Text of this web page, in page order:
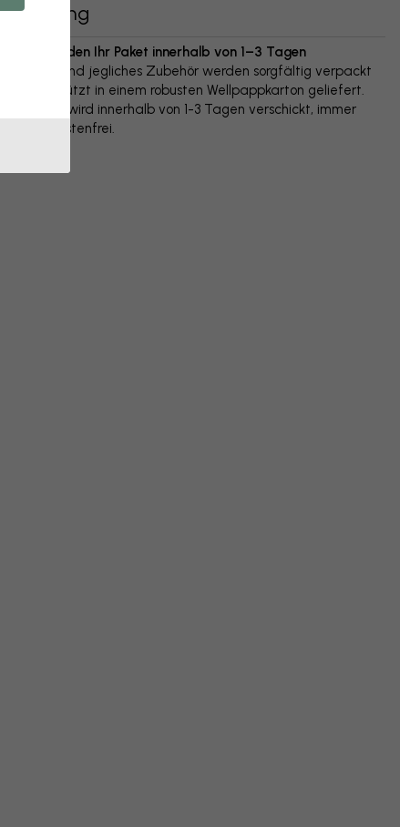
Lieferung
Wir versenden Ihr Paket innerhalb von 1–3 Tagen
Ihr Poster und jegliches Zubehör werden sorgfältig verpackt
und geschützt in einem robusten Wellpappkarton geliefert.
Das Paket wird innerhalb von 1-3 Tagen verschickt, immer
versandkostenfrei.